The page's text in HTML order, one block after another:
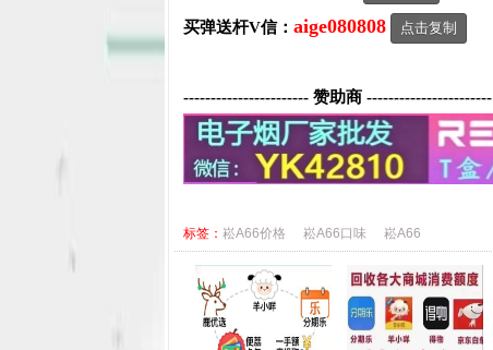
买弹送杆V信： aige080808 点击复制
----------------------- 赞助商 -----------------------
标签： 崧A66价格 崧A66口味 崧A66